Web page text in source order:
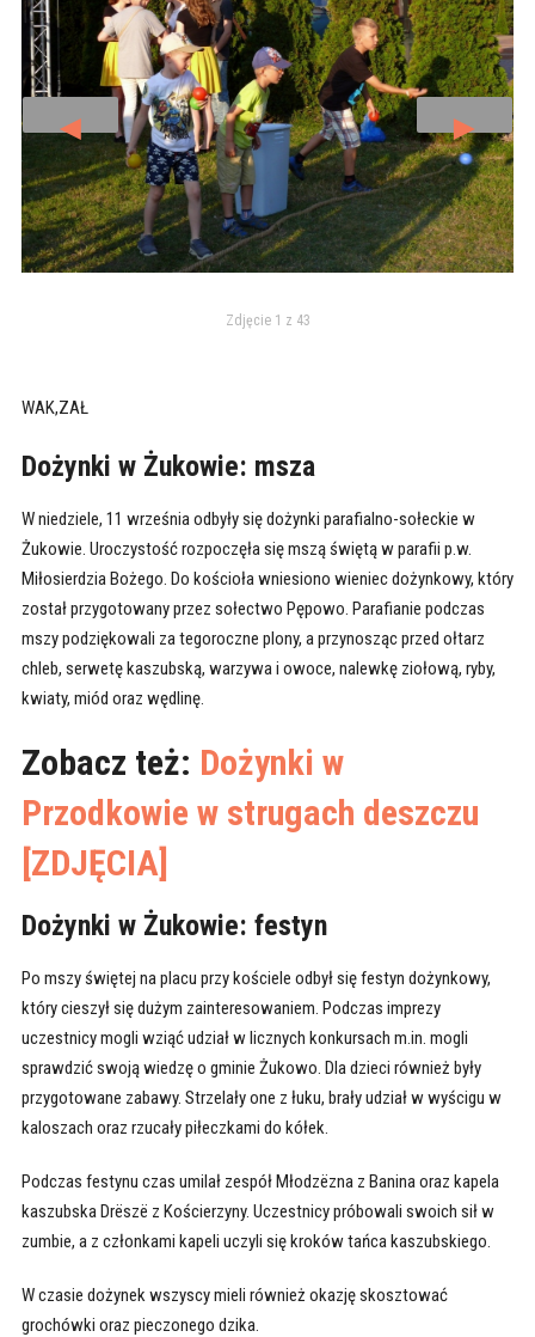
◄ ►
Zdjęcie 1 z 43
WAK,ZAŁ
Dożynki w Żukowie: msza
W niedziele, 11 września odbyły się dożynki parafialno-sołeckie w
Żukowie. Uroczystość rozpoczęła się mszą świętą w parafii p.w.
Miłosierdzia Bożego. Do kościoła wniesiono wieniec dożynkowy, który
został przygotowany przez sołectwo Pępowo. Parafianie podczas
mszy podziękowali za tegoroczne plony, a przynosząc przed ołtarz
chleb, serwetę kaszubską, warzywa i owoce, nalewkę ziołową, ryby,
kwiaty, miód oraz wędlinę.
Zobacz też: Dożynki w
Przodkowie w strugach deszczu
[ZDJĘCIA]
Dożynki w Żukowie: festyn
Po mszy świętej na placu przy kościele odbył się festyn dożynkowy,
który cieszył się dużym zainteresowaniem. Podczas imprezy
uczestnicy mogli wziąć udział w licznych konkursach m.in. mogli
sprawdzić swoją wiedzę o gminie Żukowo. Dla dzieci również były
przygotowane zabawy. Strzelały one z łuku, brały udział w wyścigu w
kaloszach oraz rzucały piłeczkami do kółek.
Podczas festynu czas umilał zespół Młodzëzna z Banina oraz kapela
kaszubska Drëszë z Kościerzyny. Uczestnicy próbowali swoich sił w
zumbie, a z członkami kapeli uczyli się kroków tańca kaszubskiego.
W czasie dożynek wszyscy mieli również okazję skosztować
grochówki oraz pieczonego dzika.